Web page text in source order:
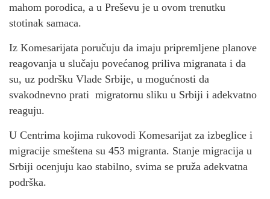
mahom porodica, a u Preševu je u ovom trenutku
stotinak samaca.
Iz Komesarijata poručuju da imaju pripremljene planove
reagovanja u slučaju povećanog priliva migranata i da
su, uz podršku Vlade Srbije, u mogućnosti da
svakodnevno prati migratornu sliku u Srbiji i adekvatno
reaguju.
U Centrima kojima rukovodi Komesarijat za izbeglice i
migracije smeštena su 453 migranta. Stanje migracija u
Srbiji ocenjuju kao stabilno, svima se pruža adekvatna
podrška.